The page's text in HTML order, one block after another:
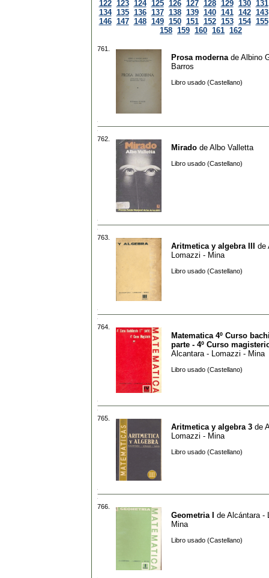
122 123 124 125 126 127 128 129 130 131
134 135 136 137 138 139 140 141 142 143
146 147 148 149 150 151 152 153 154 155
158 159 160 161 162
761.
Prosa moderna de Albino
Barros
Libro usado (Castellano)
762.
Mirado de Albo Valletta
Libro usado (Castellano)
763.
Aritmetica y algebra III de
Lomazzi - Mina
Libro usado (Castellano)
764.
Matematica 4º Curso
parte - 4º Curso
Alcantara - Lomazzi - Mina
Libro usado (Castellano)
765.
Aritmetica y algebra 3 de
Lomazzi - Mina
Libro usado (Castellano)
766.
Geometria I de Alcántara -
Mina
Libro usado (Castellano)